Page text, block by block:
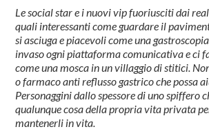
Le social star e i nuovi vip fuoriusciti dai
quali interessanti come guardare il
si asciuga e piacevoli come una
invaso ogni piattaforma comunicativa e ci
come una mosca in un villaggio di stitici.
o farmaco anti reflusso gastrico che possa
Personaggini dallo spessore di uno spiffero
qualunque cosa della propria vita privata
mantenerli in vita.